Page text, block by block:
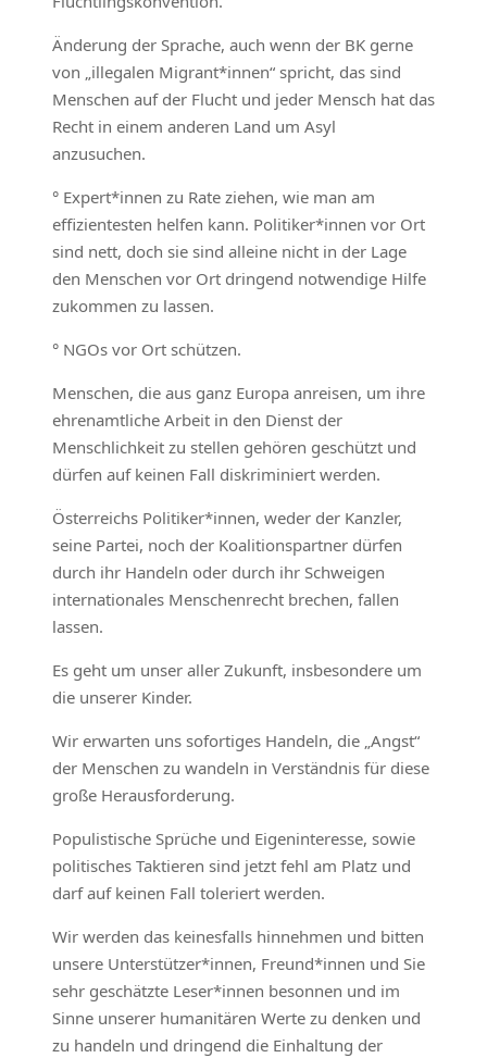
Änderung der Sprache, auch wenn der BK gerne
von „illegalen Migrant*innen“ spricht, das sind
Menschen auf der Flucht und jeder Mensch hat das
Recht in einem anderen Land um Asyl
anzusuchen.
° Expert*innen zu Rate ziehen, wie man am
effizientesten helfen kann. Politiker*innen vor Ort
sind nett, doch sie sind alleine nicht in der Lage
den Menschen vor Ort dringend notwendige Hilfe
zukommen zu lassen.
° NGOs vor Ort schützen.
Menschen, die aus ganz Europa anreisen, um ihre
ehrenamtliche Arbeit in den Dienst der
Menschlichkeit zu stellen gehören geschützt und
dürfen auf keinen Fall diskriminiert werden.
Österreichs Politiker*innen, weder der Kanzler,
seine Partei, noch der Koalitionspartner dürfen
durch ihr Handeln oder durch ihr Schweigen
internationales Menschenrecht brechen, fallen
lassen.
Es geht um unser aller Zukunft, insbesondere um
die unserer Kinder.
Wir erwarten uns sofortiges Handeln, die „Angst“
der Menschen zu wandeln in Verständnis für diese
große Herausforderung.
Populistische Sprüche und Eigeninteresse, sowie
politisches Taktieren sind jetzt fehl am Platz und
darf auf keinen Fall toleriert werden.
Wir werden das keinesfalls hinnehmen und bitten
unsere Unterstützer*innen, Freund*innen und Sie
sehr geschätzte Leser*innen besonnen und im
Sinne unserer humanitären Werte zu denken und
zu handeln und dringend die Einhaltung der